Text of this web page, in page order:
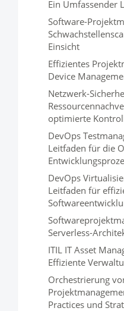
Ein Umfassender
Software-
Einsicht
Effizientes
Device
Netzwerk-
optimierte
DevOps
Leitfaden für die
DevOps
Leitfaden für
Serverless-
ITIL IT Asset
Effiziente
Orchestrierung
Practices und